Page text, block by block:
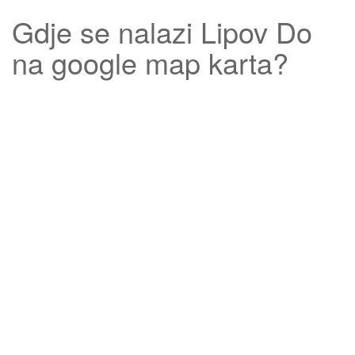
Gdje se nalazi Lipov Do
na google map karta?